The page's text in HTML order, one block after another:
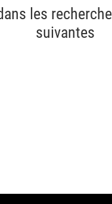
les
suivantes